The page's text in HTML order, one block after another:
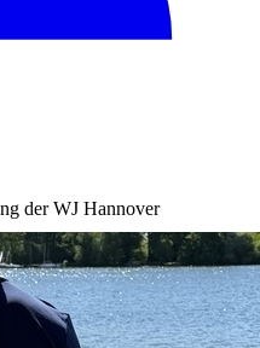
der WJ Hannover